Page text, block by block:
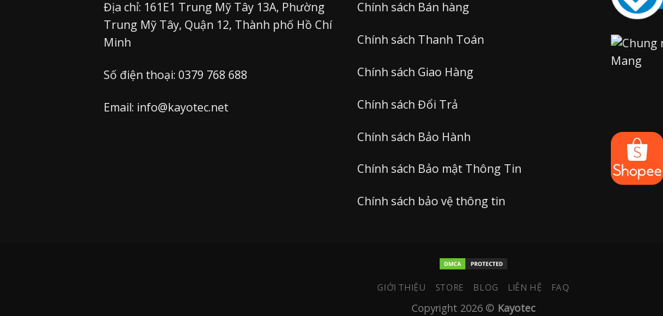
Địa chỉ: 161E1 Trung Mỹ Tây 13A, Phường
Trung Mỹ Tây, Quận 12, Thành phố Hồ Chí
Minh
Số điện thoại: 0379 768 688
Email: info@kayotec.net
Chính sách Bán hàng
Chính sách Thanh Toán
Chính sách Giao Hàng
Chính sách Đổi Trả
Chính sách Bảo Hành
Chính sách Bảo mật Thông Tin
Chính sách bảo vệ thông tin
GIỚI THIỆU STORE BLOG LIÊN HỆ FAQ
Copyright 2026 © Kayotec